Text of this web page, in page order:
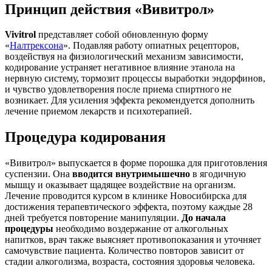
Принцип действия «Вивитрол»
Vivitrol представляет собой обновленную форму
«Налтрексона». Подавляя работу опиатных рецепторов,
воздействуя на физиологический механизм зависимости,
кодирование устраняет негативное влияние этанола на
нервную систему, тормозит процессы выработки эндорфинов,
и чувство удовлетворения после приема спиртного не
возникает. Для усиления эффекта рекомендуется дополнить
лечение приемом лекарств и психотерапией.
Процедура кодирования
«Вивитрол» выпускается в форме порошка для приготовления
суспензии. Она вводится внутримышечно в ягодичную
мышцу и оказывает щадящее воздействие на организм.
Лечение проводится курсом в клинике Новосибирска для
достижения терапевтического эффекта, поэтому каждые 28
дней требуется повторение манипуляции. До начала
процедуры необходимо воздержание от алкогольных
напитков, врач также выясняет противопоказания и уточняет
самочувствие пациента. Количество повторов зависит от
стадии алкоголизма, возраста, состояния здоровья человека.